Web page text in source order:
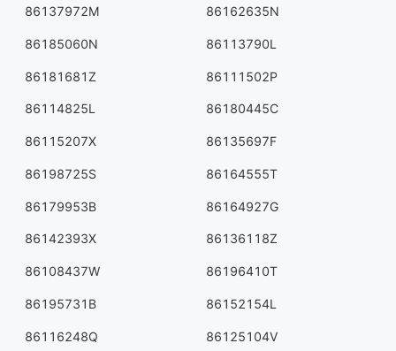
86137972M 86162635N
86185060N 86113790L
86181681Z 86111502P
86114825L 86180445C
86115207X 86135697F
86198725S 86164555T
86179953B 86164927G
86142393X 86136118Z
86108437W 86196410T
86195731B 86152154L
86116248Q 86125104V